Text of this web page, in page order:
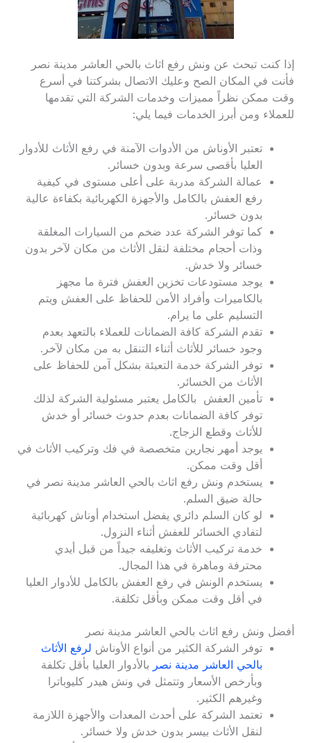
إذا كنت تبحث عن ونش رفع اثاث بالحي العاشر مدينة نصر
فأنت في المكان الصح وعليك الاتصال بشركتنا في أسرع
وقت ممكن نظراً مميزات وخدمات الشركة التي تقدمها
للعملاء ومن أبرز الخدمات فيما يلي:
تعتبر الأوناش من الأدوات الآمنة في رفع الأثاث للأدوار
العليا بأقصى سرعة وبدون خسائر.
عمالة الشركة مدربة على أعلى مستوى في كيفية
رفع العفش بالكامل والأجهزة الكهربائية بكفاءة عالية
بدون خسائر.
كما توفر الشركة عدد ضخم من السيارات المغلقة
وذات أحجام مختلفة لنقل الأثاث من مكان لآخر بدون
خسائر ولا خدش.
يوجد مستودعات تخزين العفش فترة ما مجهز
بالكاميرات وأفراد الأمن للحفاظ على العفش ويتم
التسليم على ما يرام.
تقدم الشركة كافة الضمانات للعملاء بالتعهد بعدم
وجود خسائر للأثاث أثناء التنقل به من مكان لآخر.
توفر الشركة خدمة التعبئة بشكل آمن للحفاظ على
الأثاث من الخسائر.
تأمين العفش بالكامل يعتبر مسئولية الشركة لذلك
توفر كافة الضمانات بعدم حدوث خسائر أو خدش
للأثاث وقطع الزجاج.
يوجد أمهر نجارين متخصصة في فك وتركيب الأثاث في
أقل وقت ممكن.
يستخدم ونش رفع اثاث بالحي العاشر مدينة نصر في
حالة ضيق السلم.
لو كان السلم دائري يفضل استخدام أوناش كهربائية
لتفادي الخسائر للعفش أثناء النزول.
خدمة تركيب الأثاث وتغليفه جيداً من قبل أيدي
محترفة وماهرة في هذا المجال.
يستخدم الونش في رفع العفش بالكامل للأدوار العليا
في أقل وقت ممكن وبأقل تكلفة.
أفضل ونش رفع اثاث بالحي العاشر مدينة نصر
توفر الشركة الكثير من أنواع الأوناش لرفع الأثاث
بالحي العاشر مدينة نصر
بالأدوار العليا بأقل تكلفة
وبأرخص الأسعار وتتمثل في ونش هيدر كليوباترا
وغيرهم الكثير.
تعتمد الشركة على أحدث المعدات والأجهزة اللازمة
لنقل الأثاث بيسر بدون خدش ولا خسائر.